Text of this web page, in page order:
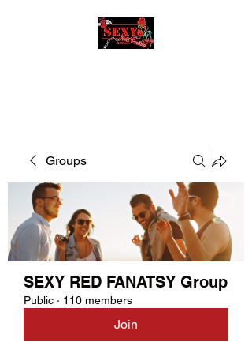
Groups
SEXY RED FANATSY Group
Public · 110 members
Join